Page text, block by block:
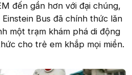
đến gần hơn với đại chúng,
Bus đã chính thức lăn
một trạm khám phá di động
cho trẻ em khắp mọi miền.